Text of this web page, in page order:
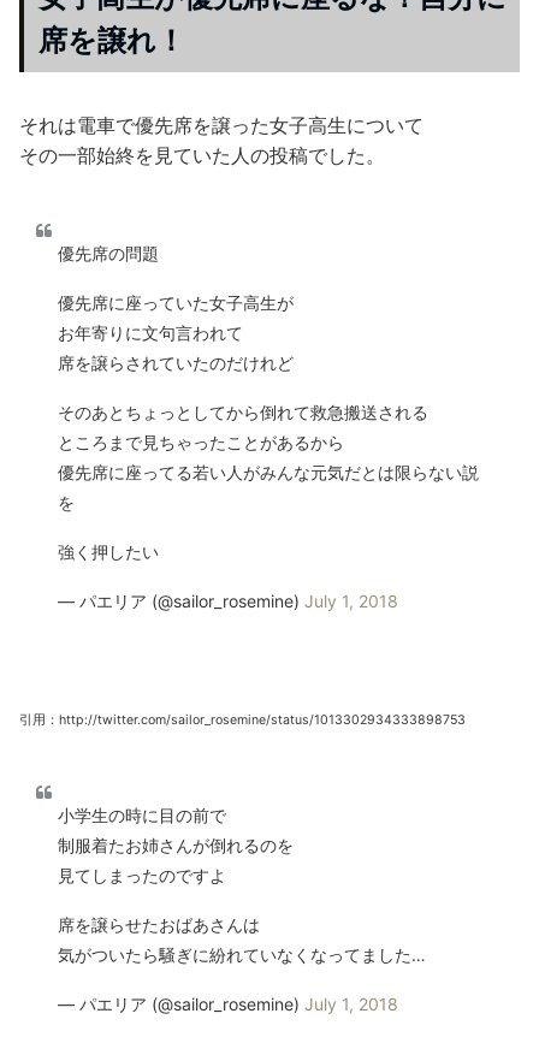
席を譲れ！
それは電車で優先席を譲った女子高生について
その一部始終を見ていた人の投稿でした。
優先席の問題
優先席に座っていた女子高生が
お年寄りに文句言われて
席を譲らされていたのだけれど
そのあとちょっとしてから倒れて救急搬送される
ところまで見ちゃったことがあるから
優先席に座ってる若い人がみんな元気だとは限らない説
を
強く押したい
— パエリア (@sailor_rosemine) July 1, 2018
引用：http://twitter.com/sailor_rosemine/status/1013302934333898753
小学生の時に目の前で
制服着たお姉さんが倒れるのを
見てしまったのですよ
席を譲らせたおばあさんは
気がついたら騒ぎに紛れていなくなってました…
— パエリア (@sailor_rosemine) July 1, 2018